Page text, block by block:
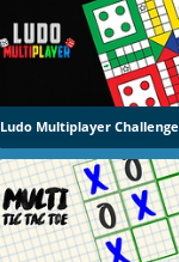
Ludo Multiplayer Challenge